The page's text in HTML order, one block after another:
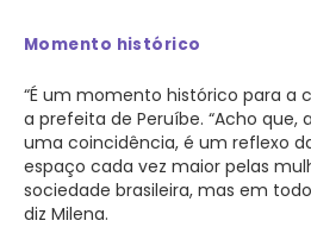
Momento histórico
“É um momento histórico para a
a prefeita de Peruíbe. “Acho que,
uma coincidência, é um reflexo
espaço cada vez maior pelas
sociedade brasileira, mas em
diz Milena.